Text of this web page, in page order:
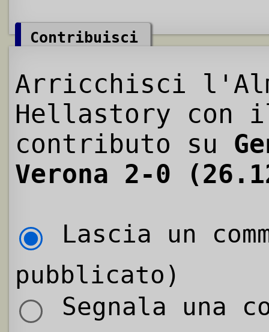
Contribuisci
Arricchisci
Hellastory con
contributo su
Verona 2-0
Lascia un
pubblicato)
Segnala una